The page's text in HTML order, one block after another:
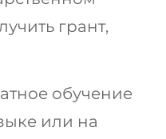
грант,
обучение
или на